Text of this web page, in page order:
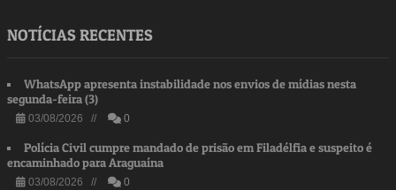
NOTÍCIAS RECENTES
WhatsApp apresenta instabilidade nos envios de mídias nesta
segunda-feira (3)
03/08/2026 // 0
Polícia Civil cumpre mandado de prisão em Filadélfia e suspeito é
encaminhado para Araguaína
03/08/2026 // 0